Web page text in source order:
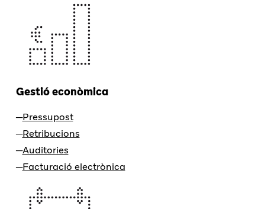
Gestió econòmica
Pressupost
Retribucions
Auditories
Facturació electrònica